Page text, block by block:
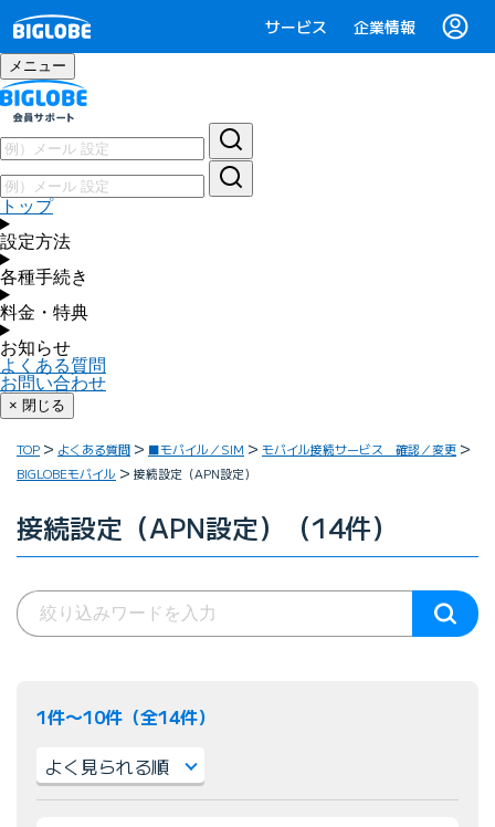
サービス 企業情報
メニュー
トップ
設定方法
各種手続き
料金・特典
お知らせ
よくある質問
お問い合わせ
× 閉じる
TOP よくある質問 ■モバイル／SIM
モバイル接続サービス 確認／変更
BIGLOBEモバイル
接続設定（APN設定）
接続設定（APN設定）（14件）
1件〜10件（全14件）